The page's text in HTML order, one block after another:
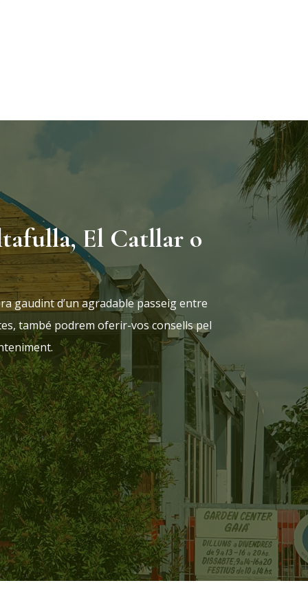
El Catllar o
gaudint d’un agradable passeig entre
també podrem oferir-vos consells pel